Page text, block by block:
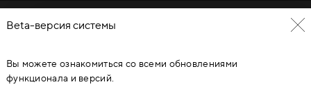
Политика конфиденциальности
© Каталог дверей - DverProf, 2021-2026Материалы сайта
являются объектами авторского права. Запрещается
копирование, распространение, любое использование
Beta-версия системы
Вы можете ознакомиться со всеми обновлениями
функционала и версий.